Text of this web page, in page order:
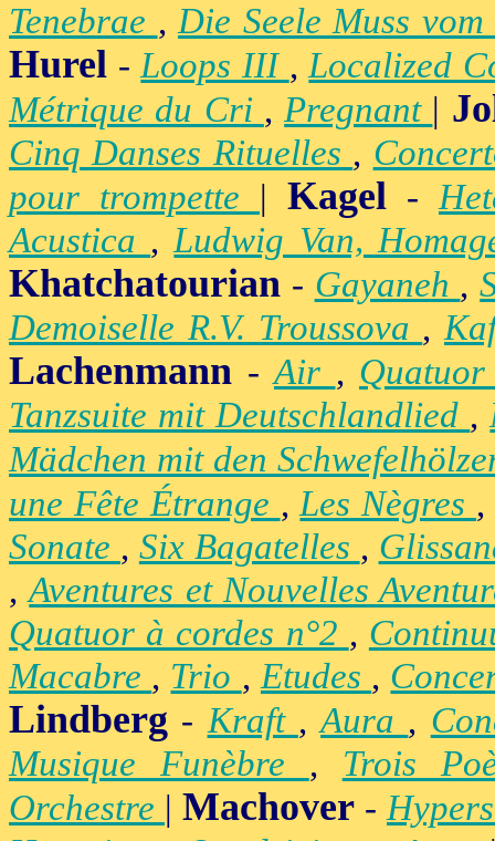
Tenebrae ,Die Seele Muss
Hurel -Loops III ,Localized
Métrique du Cri ,Pregnant |
Cinq Danses Rituelles ,
pour trompette | Kagel -
Acustica ,Ludwig Van,
Khatchatourian - Gayaneh ,
Demoiselle R.V. Troussova ,
Lachenmann -Air ,
Tanzsuite mit Deutschlandlied ,
Mädchen mit den
une Fête Étrange ,Les Nègres ,
Sonate , Six Bagatelles ,
,Aventures et Nouvelles
Quatuor à cordes n°2 ,
Macabre , Trio ,Etudes ,
Lindberg -Kraft ,Aura ,
Musique Funèbre , Trois
Orchestre | Machover -